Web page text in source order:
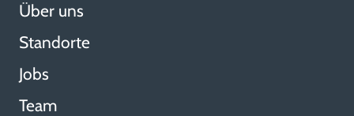
Über uns
Standorte
Jobs
Team